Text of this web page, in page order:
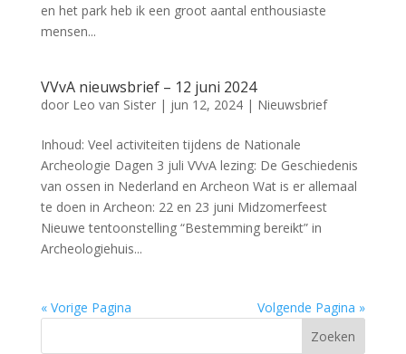
en het park heb ik een groot aantal enthousiaste
mensen...
VVvA nieuwsbrief – 12 juni 2024
door Leo van Sister| jun 12, 2024| Nieuwsbrief
Inhoud: Veel activiteiten tijdens de Nationale
Archeologie Dagen 3 juli VVvA lezing: De Geschiedenis
van ossen in Nederland en Archeon Wat is er allemaal
te doen in Archeon: 22 en 23 juni Midzomerfeest
Nieuwe tentoonstelling “Bestemming bereikt” in
Archeologiehuis...
« Vorige Pagina Volgende Pagina »